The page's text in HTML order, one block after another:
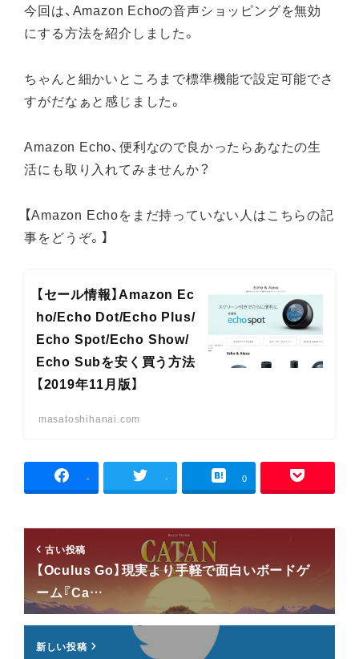
今回は、Amazon Echoの音声ショッピングを無効
にする方法を紹介しました。
ちゃんと細かいところまで標準機能で設定可能でさ
すがだなぁと感じました。
Amazon Echo、便利なので良かったらあなたの生
活にも取り入れてみませんか？
【Amazon Echoをまだ持っていない人はこちらの記
事をどうぞ。】
【セール情報】Amazon Ec
ho/Echo Dot/Echo Plus/
Echo Spot/Echo Show/
Echo Subを安く買う方法
【2019年11月版】
masatoshihanai.com
- - 0
古い投稿
【Oculus Go】現実より手軽で面白いボードゲ
ーム『Ca…
新しい投稿